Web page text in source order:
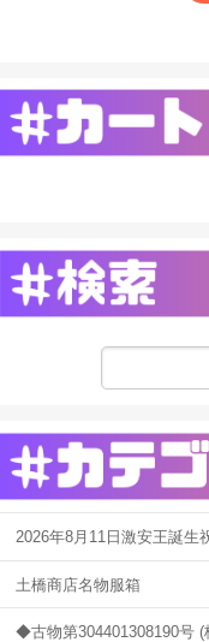
2026年8月11日激安王誕生
土橋商店名物服箱
◆古物第304401308190号